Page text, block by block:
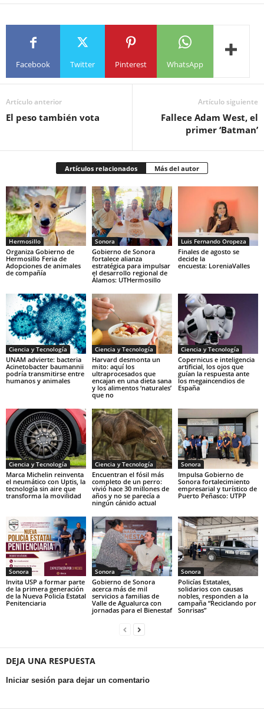
Facebook Twitter Pinterest WhatsApp
Artículo anterior
El peso también vota
Artículo siguiente
Fallece Adam West, el
primer ‘Batman’
Artículos relacionados Más del autor
Hermosillo
Organiza Gobierno de
Hermosillo Feria de
Adopciones de animales
de compañía
Sonora
Gobierno de Sonora
fortalece alianza
estratégica para impulsar
el desarrollo regional de
Álamos: UTHermosillo
Luis Fernando Oropeza
Finales de agosto se
decide la
encuesta: LoreniaValles
Ciencia y Tecnología
UNAM advierte: bacteria
Acinetobacter baumannii
podría transmitirse entre
humanos y animales
Ciencia y Tecnología
Harvard desmonta un
mito: aquí los
ultraprocesados que
encajan en una dieta sana
y los alimentos ‘naturales’
que no
Ciencia y Tecnología
Copernicus e inteligencia
artificial, los ojos que
guían la respuesta ante
los megaincendios de
España
Ciencia y Tecnología
Marca Michelin reinventa
el neumático con Uptis, la
tecnología sin aire que
transforma la movilidad
Ciencia y Tecnología
Encuentran el fósil más
completo de un perro:
vivió hace 30 millones de
años y no se parecía a
ningún cánido actual
Sonora
Impulsa Gobierno de
Sonora fortalecimiento
empresarial y turístico de
Puerto Peñasco: UTPP
Sonora
Invita USP a formar parte
de la primera generación
de la Nueva Policía Estatal
Penitenciaria
Sonora
Gobierno de Sonora
acerca más de mil
servicios a familias de
Valle de Agualurca con
jornadas para el Bienestaf
Sonora
Policías Estatales,
solidarios con causas
nobles, responden a la
campaña “Reciclando por
Sonrisas”
DEJA UNA RESPUESTA
Iniciar sesión para dejar un comentario